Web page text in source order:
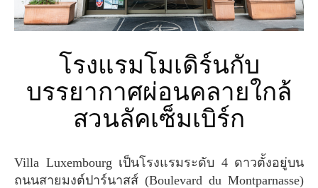
โรงแรมโมเดิร์นกับ
บรรยากาศผ่อนคลายใกล้
สวนลัคเซ็มเบิร์ก
Villa Luxembourg เป็นโรงแรมระดับ 4 ดาวตั้งอยู่บน
ถนนสายมงต์ปาร์นาสส์ (Boulevard du Montparnasse)